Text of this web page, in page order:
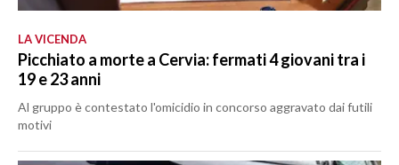
LA VICENDA
Picchiato a morte a Cervia: fermati 4 giovani tra i
19 e 23 anni
Al gruppo è contestato l'omicidio in concorso aggravato dai futili
motivi